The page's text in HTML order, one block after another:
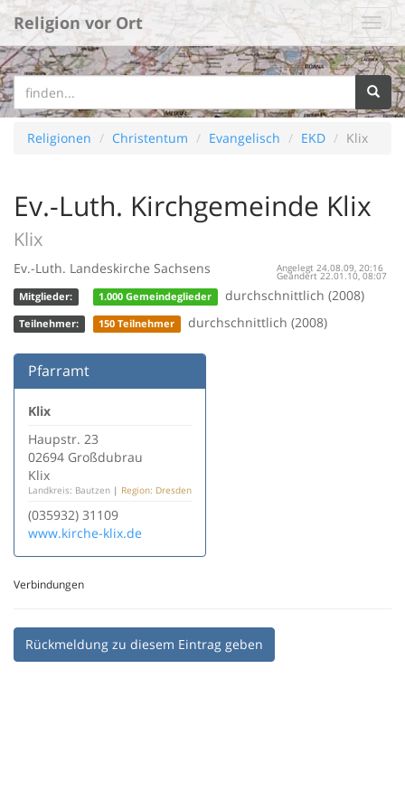
Religion vor Ort
Religionen Christentum Evangelisch EKD Klix
Ev.-Luth. Kirchgemeinde Klix
Klix
Angelegt 24.08.09, 20:16
Geändert 22.01.10, 08:07
Ev.-Luth. Landeskirche Sachsens
Mitglieder: 1.000 Gemeindeglieder durchschnittlich (2008)
Teilnehmer: 150 Teilnehmer durchschnittlich (2008)
Pfarramt
Klix
Haupstr. 23
02694 Großdubrau
Klix
Landkreis: Bautzen | Region: Dresden
(035932) 31109
www.kirche-klix.de
Verbindungen
Rückmeldung zu diesem Eintrag geben